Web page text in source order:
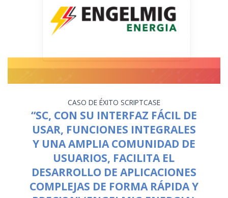
CASO DE ÉXITO SCRIPTCASE
“SC, CON SU INTERFAZ FÁCIL DE
USAR, FUNCIONES INTEGRALES
Y UNA AMPLIA COMUNIDAD DE
USUARIOS, FACILITA EL
DESARROLLO DE APLICACIONES
COMPLEJAS DE FORMA RÁPIDA Y